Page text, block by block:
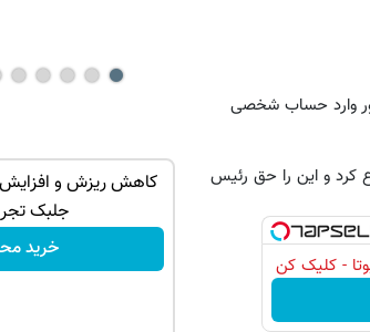
وارد حساب شخصی
کرد و این را حق رئیس
- کلیک کن
از ریزش مو!شامپو
امشب
خرید محصول
کاهش ریزش و افزایش
جلبک
خرید